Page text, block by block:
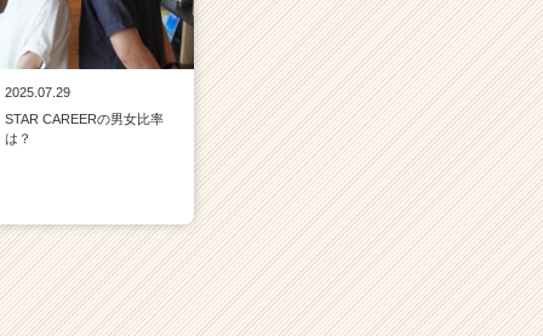
2025.07.29
STAR CAREERの男女比率
は？